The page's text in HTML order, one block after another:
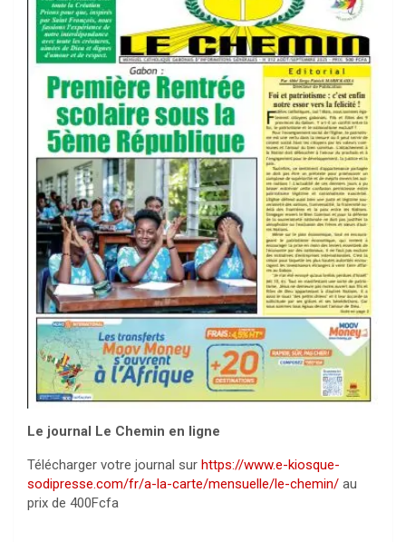
Le journal Le Chemin en ligne
Télécharger votre journal sur https://www.e-kiosque-
sodipresse.com/fr/a-la-carte/mensuelle/le-chemin/ au
prix de 400Fcfa